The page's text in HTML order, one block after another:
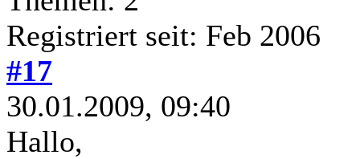
Registriert seit: Feb 2006
#17
30.01.2009, 09:40
Hallo,